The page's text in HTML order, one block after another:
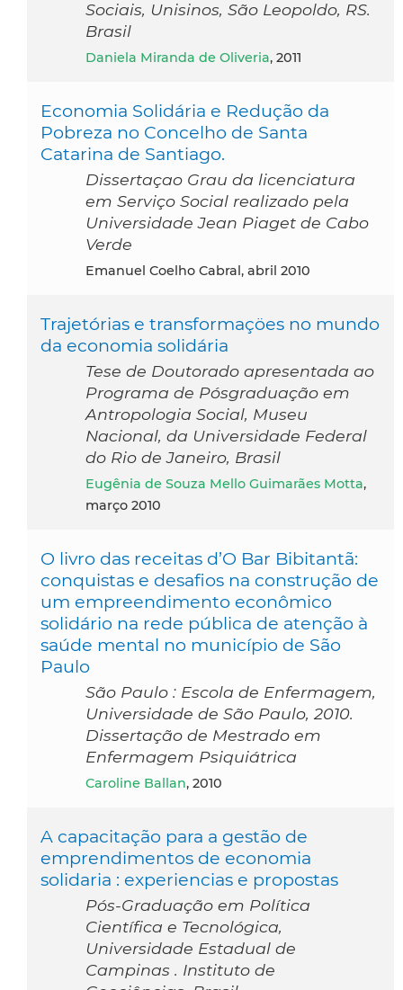
Sociais, Unisinos, São Leopoldo, RS.
Brasil
Daniela Miranda de Oliveria, 2011
Economia Solidária e Redução da
Pobreza no Concelho de Santa
Catarina de Santiago.
Dissertaçao Grau da licenciatura
em Serviço Social realizado pela
Universidade Jean Piaget de Cabo
Verde
Emanuel Coelho Cabral, abril 2010
Trajetórias e transformaçöes no mundo
da economia solidária
Tese de Doutorado apresentada ao
Programa de Pósgraduação em
Antropologia Social, Museu
Nacional, da Universidade Federal
do Rio de Janeiro, Brasil
Eugênia de Souza Mello Guimarães Motta,
março 2010
O livro das receitas d’O Bar Bibitantã:
conquistas e desafios na construção de
um empreendimento econômico
solidário na rede pública de atenção à
saúde mental no município de São
Paulo
São Paulo : Escola de Enfermagem,
Universidade de São Paulo, 2010.
Dissertação de Mestrado em
Enfermagem Psiquiátrica
Caroline Ballan, 2010
A capacitação para a gestão de
emprendimentos de economia
solidaria : experiencias e propostas
Pós-Graduação em Política
Científica e Tecnológica,
Universidade Estadual de
Campinas . Instituto de